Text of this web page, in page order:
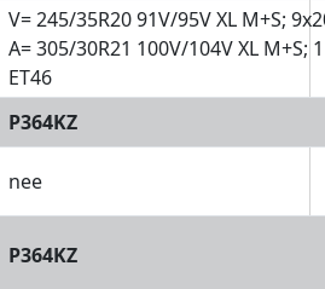
V= 245/35R20 91V/95V XL M+S;
A= 305/30R21 100V/104V XL M+S;
ET46
P364KZ
nee
P364KZ